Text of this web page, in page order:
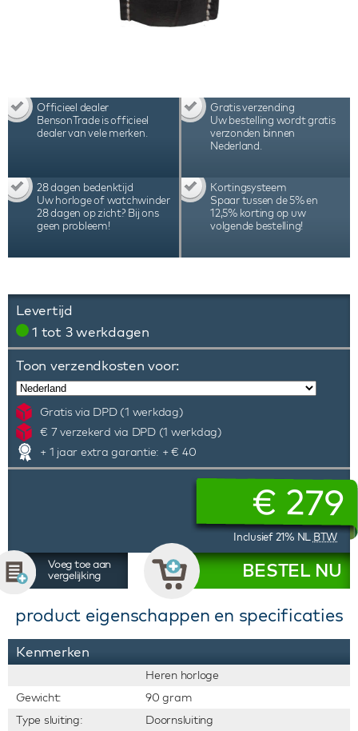
Officieel dealer
BensonTrade is officieel
dealer van vele merken.
Gratis verzending
Uw bestelling wordt gratis
verzonden binnen
Nederland.
28 dagen bedenktijd
Uw horloge of watchwinder
28 dagen op zicht? Bij ons
geen probleem!
Kortingsysteem
Spaar tussen de 5% en
12,5% korting op uw
volgende bestelling!
Levertijd
1 tot 3 werkdagen
Toon verzendkosten voor:
Gratis via DPD (1 werkdag)
€ 7 verzekerd via DPD (1 werkdag)
+ 1 jaar extra garantie: + € 40
€ 279
Inclusief 21% NL BTW
Voeg toe aan
vergelijking
BESTEL NU
product eigenschappen en specificaties
Kenmerken
Heren horloge
Gewicht:
90 gram
Type sluiting:
Doornsluiting